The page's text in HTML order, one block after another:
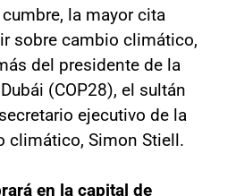
la mayor cita
sobre cambio climático,
del presidente de la
(COP28), el sultán
ejecutivo de la
climático, Simon Stiell.
en la capital de